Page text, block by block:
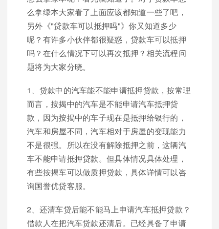
么拿绿本大家看了上面应该都知道一些了吧，
另外《"贷款车可以抵押吗"》你又知道多少
呢？有许多小伙伴都很疑惑，贷款车可以抵押
吗？在什么情况下可以再次抵押？相关流程问
题将为大家分晓。
1、贷款中的汽车能不能申请抵押贷款，按常理
而言，按揭中的汽车是不能申请汽车抵押贷
款，因为按揭中的车子现在是抵押给银行的，
汽车和房屋不同，汽车相对于房屋的变现能力
不是很强。所以在没有解除抵押之前，这辆汽
车不能申请抵押贷款。但具体情况具体处理，
有些按揭车可以做质押贷款，具体详情可以咨
询国誉优贷客服。
2、还清车贷后能不能马上申请汽车抵押贷款？
借款人在把汽车贷款还清后。已经具备了申请